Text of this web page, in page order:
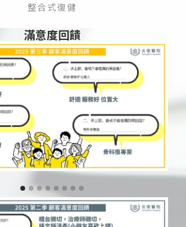
整合式復健
滿意度回饋